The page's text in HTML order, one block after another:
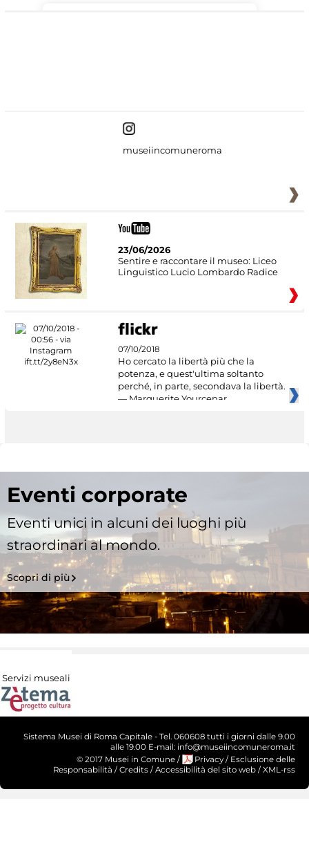
museiincomuneroma
23/06/2026
Sentire e raccontare il museo: Liceo
Linguistico Lucio Lombardo Radice
07/10/2018
Ho cercato la libertà più che la
potenza, e quest'ultima soltanto
perché, in parte, secondava la libertà.
— Marguerite Yourcenar
Eventi corporate
Eventi unici in alcuni dei luoghi più
straordinari al mondo.
Scopri di più
Servizi museali
Sistema Musei di Roma Capitale - Tel. 060608 tutti i giorni dalle 9.00
alle 19.00 E-mail: info@museiincomuneroma.it
© 2017 Musei in Comune / Privacy / Esclusione delle
Responsabilità / Credits / Accessibilità del sito web / XML-rss